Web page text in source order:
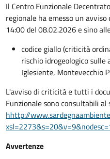
Il Centro Funzionale
regionale ha emesso un
14:00 del 08.02.2026 e sino
codice giallo (criticità
rischio idrogeologico sulle
Iglesiente, Montevecchio
L'avviso di criticità e tutti i
Funzionale sono consultabili
hhttp://
Avvertenze